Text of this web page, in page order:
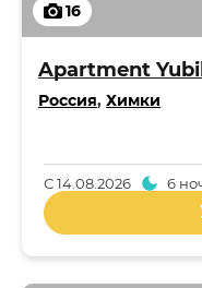
16
Apartment
Россия, Химки
С14.08.2026 6